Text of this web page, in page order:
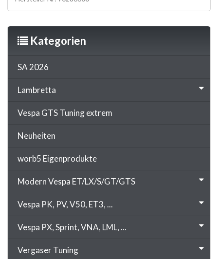
Kategorien
SA 2026
Lambretta
Vespa GTS Tuning extrem
Neuheiten
worb5 Eigenprodukte
Modern Vespa ET/LX/S/GT/GTS
Vespa PK, PV, V50, ET3, ...
Vespa PX, Sprint, VNA, LML, ...
Vergaser Tuning